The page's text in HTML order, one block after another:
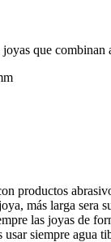
que combinan
productos
más larga sera
las joyas de
usar siempre agua